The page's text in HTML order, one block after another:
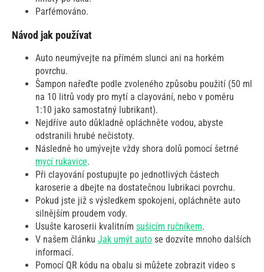
Parfémováno.
Návod jak používat
Auto neumývejte na přímém slunci ani na horkém
povrchu.
Šampon nařeďte podle zvoleného způsobu použití (50 ml
na 10 litrů vody pro mytí a clayování, nebo v poměru
1:10 jako samostatný lubrikant).
Nejdříve auto důkladně opláchněte vodou, abyste
odstranili hrubé nečistoty.
Následně ho umývejte vždy shora dolů pomocí šetrné
mycí rukavice.
Při clayování postupujte po jednotlivých částech
karoserie a dbejte na dostatečnou lubrikaci povrchu.
Pokud jste již s výsledkem spokojeni, opláchněte auto
silnějším proudem vody.
Usušte karoserii kvalitním sušicím ručníkem.
V našem článku Jak umýt auto se dozvíte mnoho dalších
informací.
Pomocí QR kódu na obalu si můžete zobrazit video s